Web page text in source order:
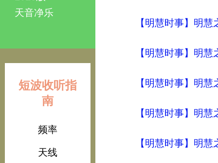
天音净乐
短波收听指
南
频率
天线
【明慧时事】明
【明慧时事】明
【明慧时事】明
【明慧时事】明
【明慧时事】明